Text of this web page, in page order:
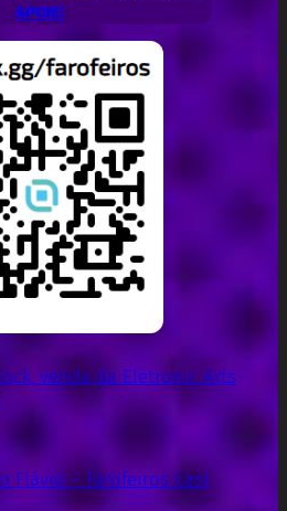
APOIE!
venda da Eletronic Arts
Flávio – Farofeiros Cast